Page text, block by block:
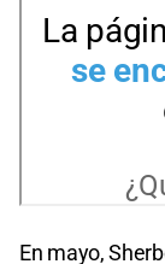
En mayo,